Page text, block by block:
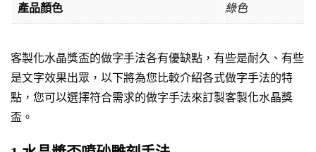
產品顏色 綠色
客製化水晶獎盃的做字手法各有優缺點，有些是耐久、有些
是文字效果出眾，以下將為您比較介紹各式做字手法的特
點，您可以選擇符合需求的做字手法來訂製客製化水晶獎
盃。